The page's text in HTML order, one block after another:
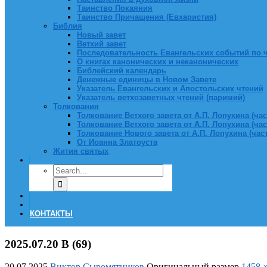
Таинство Покаяния
Таинство Причащения (Евхаристия)
Библия
Новый завет
Ветхий завет
Последовательность Евангельских событий по
О книгах канонических и неканонических
Библейский календарь
Денежные единицы в Новом Завете
Указатель Евангельских и Апостольских чтений
Указатель ветхозаветных чтений (паримий)
Толкования
Толкование Ветхого завета от А.П. Лопухина
Толкование Ветхого завета от А.П. Лопухина
Толкование Нового завета от А.П. Лопухина
От Иоанна Златоуста
Жития святых
КОНТАКТЫ
2025.07.20 В (69)